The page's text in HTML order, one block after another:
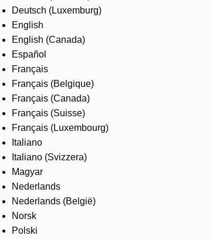
Deutsch (Luxemburg)
English
English (Canada)
Español
Français
Français (Belgique)
Français (Canada)
Français (Suisse)
Français (Luxembourg)
Italiano
Italiano (Svizzera)
Magyar
Nederlands
Nederlands (België)
Norsk
Polski